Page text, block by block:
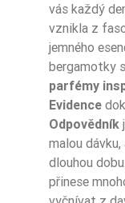
vás každý
vznikla z
jemného
bergamotky
parfémy
Evidence
Odpovědník
malou
dlouhou
přinese
Typ
Typ
Nuty Głowy
Nuty Serca